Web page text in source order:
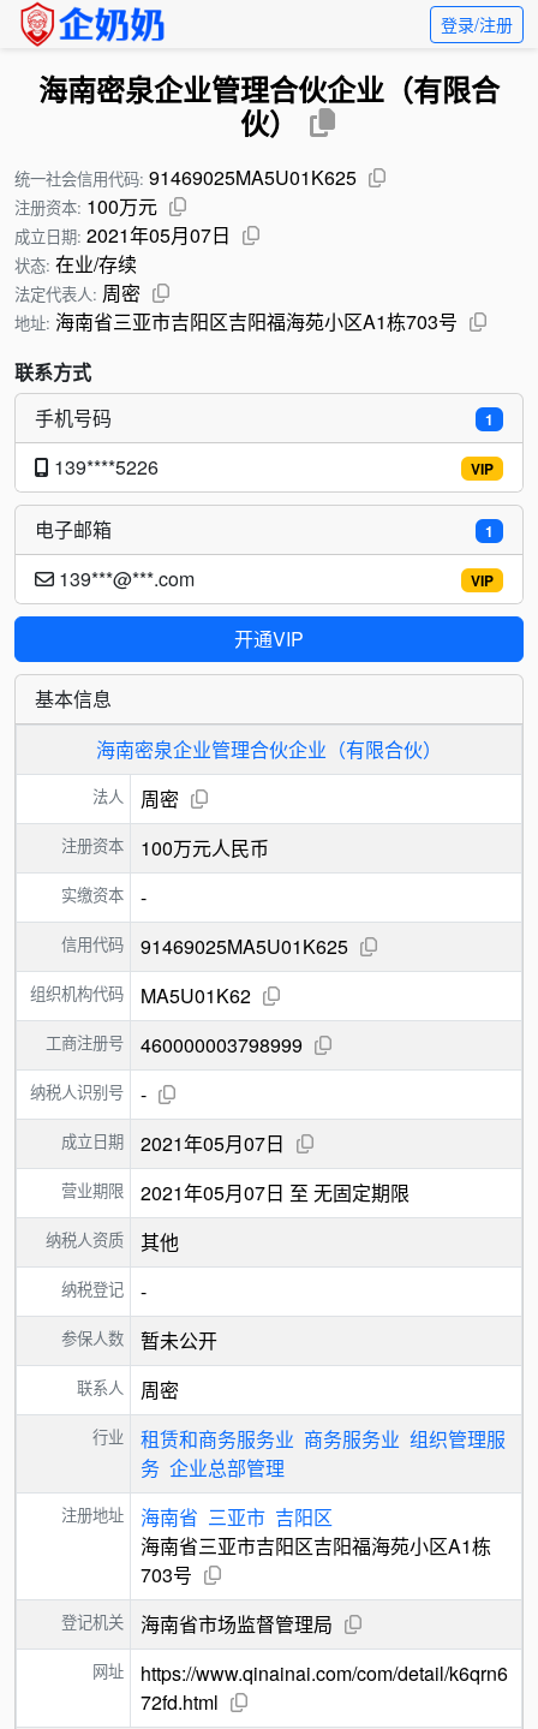
登录/注册
海南密泉企业管理合伙企业（有限合
伙）
统一社会信用代码: 91469025MA5U01K625
注册资本: 100万元
成立日期: 2021年05月07日
状态: 在业/存续
法定代表人: 周密
地址: 海南省三亚市吉阳区吉阳福海苑小区A1栋703号
联系方式
1
手机号码
VIP
139****5226
1
电子邮箱
VIP
139***@***.com
开通VIP
基本信息
海南密泉企业管理合伙企业（有限合伙）
法人 周密
注册资本 100万元人民币
实缴资本 -
信用代码 91469025MA5U01K625
组织机构代码 MA5U01K62
工商注册号 460000003798999
纳税人识别号 -
成立日期 2021年05月07日
营业期限 2021年05月07日 至 无固定期限
纳税人资质 其他
纳税登记 -
参保人数 暂未公开
联系人 周密
行业 租赁和商务服务业 商务服务业 组织管理服
务 企业总部管理
注册地址 海南省 三亚市 吉阳区
海南省三亚市吉阳区吉阳福海苑小区A1栋
703号
登记机关 海南省市场监督管理局
网址
https://www.qinainai.com/com/detail/k6qrn6
72fd.html